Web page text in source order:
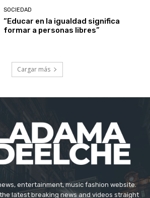
SOCIEDAD
“Educar en la igualdad significa
formar a personas libres”
Cargar más
entertainment, music fashion website.
latest breaking news and videos straight